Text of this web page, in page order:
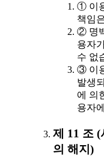
① 이
책임
② 명
용자
수 없
③ 이
발생
에 의
용자
제 11 조
의 해지)